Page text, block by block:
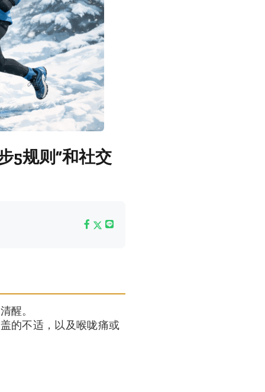
5规则”和社交
醒。
的不适，以及喉咙痛或